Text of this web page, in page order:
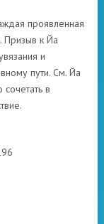
проявленная
Призыв к Йа
и
пути. См. Йа
в